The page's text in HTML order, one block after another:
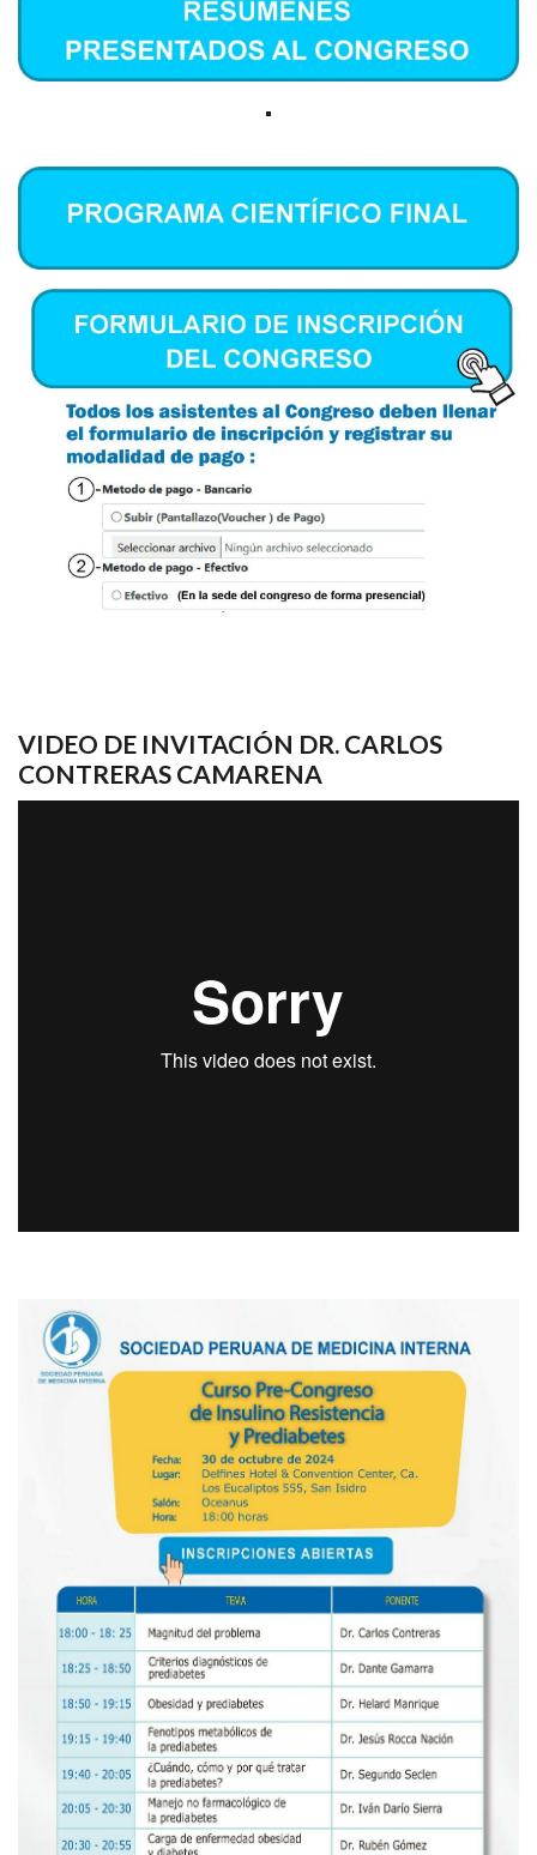
VIDEO DE INVITACIÓN DR. CARLOS
CONTRERAS CAMARENA